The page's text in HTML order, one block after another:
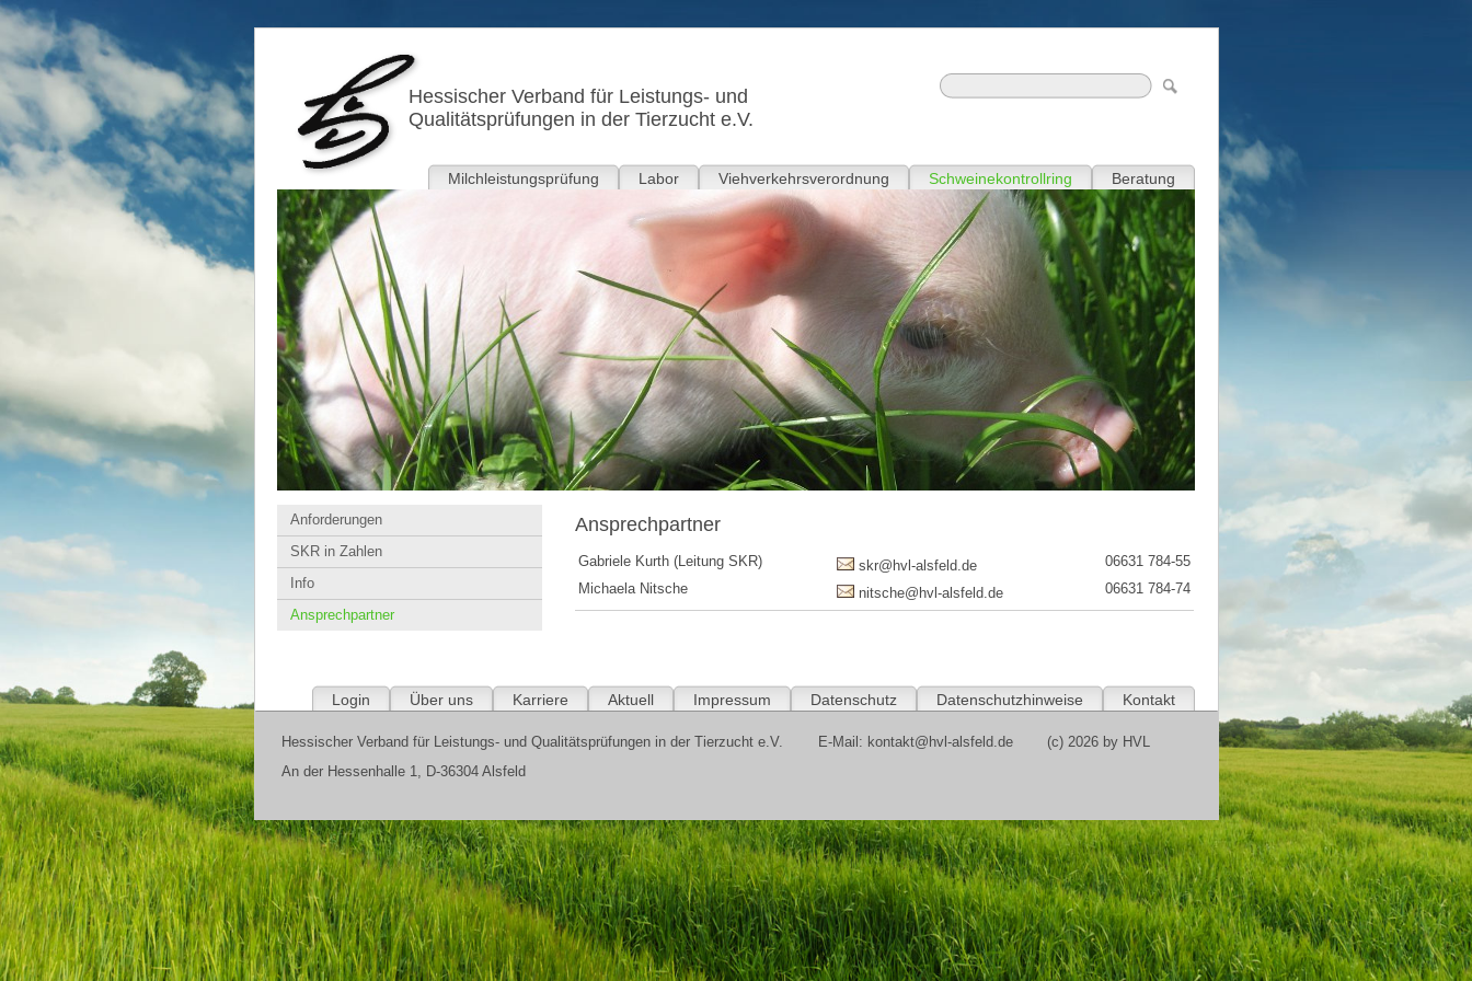
Hessischer Verband für Leistungs- und
Qualitätsprüfungen in der Tierzucht e.V.
Milchleistungsprüfung Labor Viehverkehrsverordnung Schweinekontrollring Beratung
Anforderungen
SKR in Zahlen
Info
Ansprechpartner
Ansprechpartner
Gabriele Kurth (Leitung SKR) skr@hvl-alsfeld.de
06631 784-55
Michaela Nitsche
nitsche@hvl-alsfeld.de 06631 784-74
Login Über uns Karriere Aktuell Impressum Datenschutz Datenschutzhinweise Kontakt
Hessischer Verband für Leistungs- und Qualitätsprüfungen in der Tierzucht e.V. E-Mail: kontakt@hvl-alsfeld.de
(c) 2026 by HVL
An der Hessenhalle 1, D-36304 Alsfeld